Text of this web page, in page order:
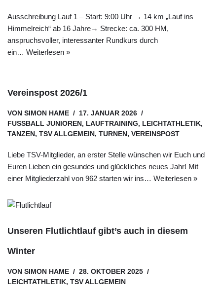
Ausschreibung Lauf 1 – Start: 9:00 Uhr → 14 km „Lauf ins
Himmelreich“ ab 16 Jahre→ Strecke: ca. 300 HM,
anspruchsvoller, interessanter Rundkurs durch
ein… Weiterlesen »
Vereinspost 2026/1
VON SIMON HAME
17. JANUAR 2026
FUSSBALL JUNIOREN
, LAUFTRAINING, LEICHTATHLETIK,
TANZEN , TSV ALLGEMEIN , TURNEN , VEREINSPOST
Liebe TSV-Mitglieder, an erster Stelle wünschen wir Euch und
Euren Lieben ein gesundes und glückliches neues Jahr! Mit
einer Mitgliederzahl von 962 starten wir ins… Weiterlesen »
Unseren Flutlichtlauf gibt’s auch in diesem
Winter
VON SIMON HAME
28. OKTOBER 2025
LEICHTATHLETIK, TSV ALLGEMEIN